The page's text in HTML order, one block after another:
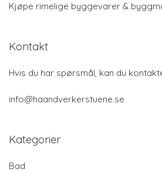
Kjøpe rimelige byggevarer &
Kontakt
Hvis du har spørsmål, kan du
info@haandverkerstuene.se
Kategorier
Bad